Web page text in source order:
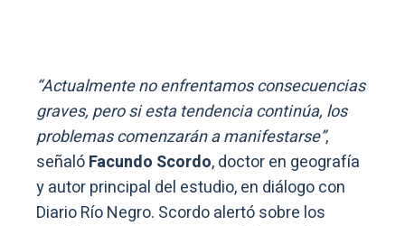
“Actualmente no enfrentamos consecuencias
graves, pero si esta tendencia continúa, los
problemas comenzarán a manifestarse”,
señalóFacundo Scordo, doctor en geografía
y autor principal del estudio, en diálogo con
Diario Río Negro. Scordo alertó sobre los